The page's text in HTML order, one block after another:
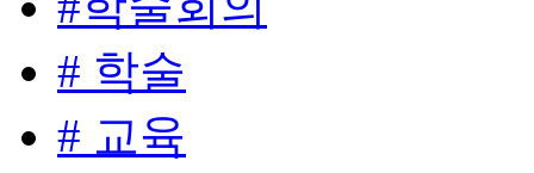
# 학술
# 교육